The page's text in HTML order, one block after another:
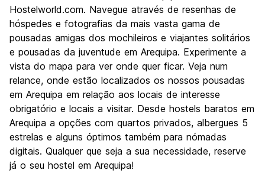
Cultura
9.0
Festas / vida noturna
Custo-beneficio
8.4
Hostelworld.com. Navegue através de resenhas de
hóspedes e fotografias da mais vasta gama de
pousadas amigas dos mochileiros e viajantes solitários
e pousadas da juventude em Arequipa. Experimente a
vista do mapa para ver onde quer ficar. Veja num
relance, onde estão localizados os nossos pousadas
em Arequipa em relação aos locais de interesse
obrigatório e locais a visitar. Desde hostels baratos em
Arequipa a opções com quartos privados, albergues 5
estrelas e alguns óptimos também para nómadas
digitais. Qualquer que seja a sua necessidade, reserve
já o seu hostel em Arequipa!